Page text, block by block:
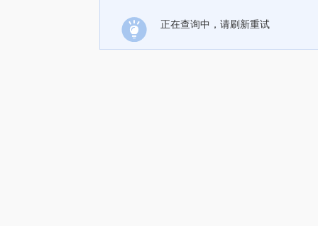
正在查询中，请刷新重试